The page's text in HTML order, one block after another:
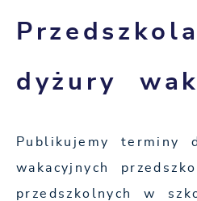
dyżury
Publikujemy terminy
wakacyjnych
przedszkolnych w